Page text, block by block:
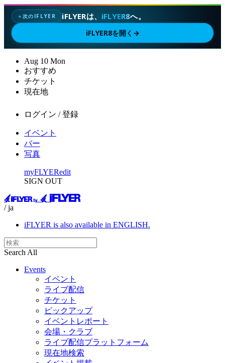
✦次のIFLYER iFLYERは、 iFLYER8へ。
iFLYER8を開く →
Aug 10 Mon
おすすめ
チケット
現在地
ログイン / 登録
イベント
バー
写真
myFLYERedit
SIGN OUT
/ ja
iFLYER is also available in ENGLISH.
Search All
Events
イベント
ライブ配信
チケット
ピックアップ
イベントレポート
会場・クラブ
ライブ配信プラットフォーム
現在地検索